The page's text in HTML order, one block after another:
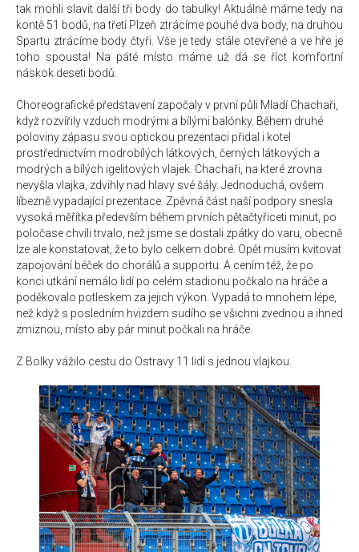
tak mohli slavit další tři body do tabulky! Aktuálně máme tedy na
kontě 51 bodů, na třetí Plzeň ztrácíme pouhé dva body, na druhou
Spartu ztrácíme body čtyři. Vše je tedy stále otevřené a ve hře je
toho spousta! Na páté místo máme už dá se říct komfortní
náskok deseti bodů.
Choreografické představení započaly v první půli Mladí Chachaři,
když rozvířily vzduch modrými a bílými balónky. Během druhé
poloviny zápasu svou optickou prezentaci přidal i kotel
prostřednictvím modrobílých látkových, černých látkových a
modrých a bílých igelitových vlajek. Chachaři, na které zrovna
nevyšla vlajka, zdvihly nad hlavy své šály. Jednoduchá, ovšem
líbezně vypadající prezentace. Zpěvná část naší podpory snesla
vysoká měřítka především během prvních pětačtyřiceti minut, po
poločase chvíli trvalo, než jsme se dostali zpátky do varu, obecně
lze ale konstatovat, že to bylo celkem dobré. Opět musím kvitovat
zapojování béček do chorálů a supportu. A cením též, že po
konci utkání nemálo lidí po celém stadionu počkalo na hráče a
poděkovalo potleskem za jejich výkon. Vypadá to mnohem lépe,
než když s posledním hvizdem sudího se všichni zvednou a ihned
zmiznou, místo aby pár minut počkali na hráče.
Z Bolky vážilo cestu do Ostravy 11 lidí s jednou vlajkou.